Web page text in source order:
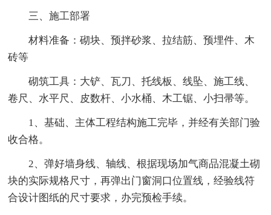
三、施工部署
材料准备：砌块、预拌砂浆、拉结筋、预埋件、木
砖等
砌筑工具：大铲、瓦刀、托线板、线坠、施工线、
卷尺、水平尺、皮数杆、小水桶、木工锯、小扫帚等。
1、基础、主体工程结构施工完毕，并经有关部门验
收合格。
2、弹好墙身线、轴线、根据现场加气商品混凝土砌
块的实际规格尺寸，再弹出门窗洞口位置线，经验线符
合设计图纸的尺寸要求，办完预检手续。